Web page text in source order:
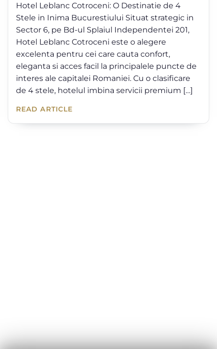
Hotel Leblanc Cotroceni: O Destinatie de 4
Stele in Inima Bucurestiului Situat strategic in
Sector 6, pe Bd-ul Splaiul Independentei 201,
Hotel Leblanc Cotroceni este o alegere
excelenta pentru cei care cauta confort,
eleganta si acces facil la principalele puncte de
interes ale capitalei Romaniei. Cu o clasificare
de 4 stele, hotelul imbina servicii premium […]
READ ARTICLE